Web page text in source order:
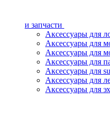
и запчасти
Аксессуары для
Аксессуары для
Аксессуары для
Аксессуары для
Аксессуары для
Аксессуары для
Аксессуары для